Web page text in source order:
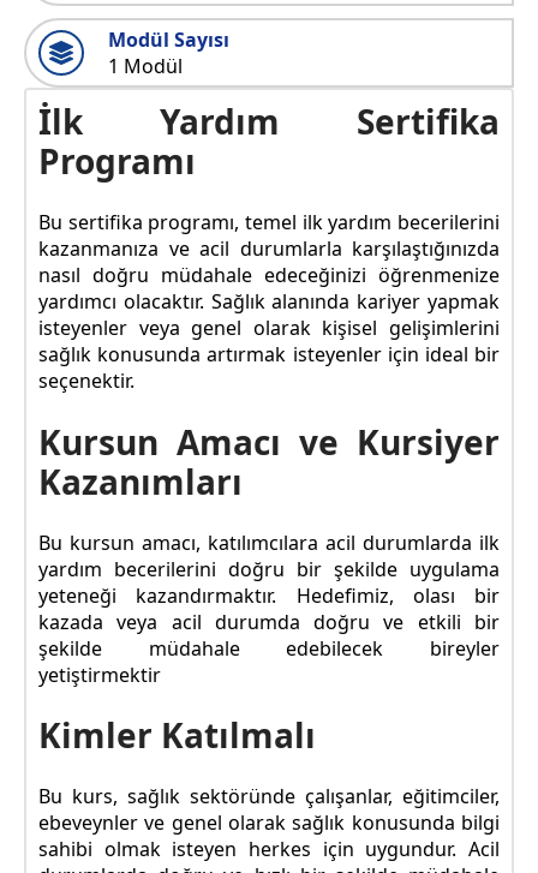
Modül Sayısı
1 Modül
İlk Yardım Sertifika
Programı
Bu sertifika programı, temel ilk yardım becerilerini
kazanmanıza ve acil durumlarla karşılaştığınızda
nasıl doğru müdahale edeceğinizi öğrenmenize
yardımcı olacaktır. Sağlık alanında kariyer yapmak
isteyenler veya genel olarak kişisel gelişimlerini
sağlık konusunda artırmak isteyenler için ideal bir
seçenektir.
Kursun Amacı ve Kursiyer
Kazanımları
Bu kursun amacı, katılımcılara acil durumlarda ilk
yardım becerilerini doğru bir şekilde uygulama
yeteneği kazandırmaktır. Hedefimiz, olası bir
kazada veya acil durumda doğru ve etkili bir
şekilde müdahale edebilecek bireyler
yetiştirmektir
Kimler Katılmalı
Bu kurs, sağlık sektöründe çalışanlar, eğitimciler,
ebeveynler ve genel olarak sağlık konusunda bilgi
sahibi olmak isteyen herkes için uygundur. Acil